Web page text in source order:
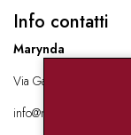
Info contatti
Marynda
Via Garibaldi 136
info@marynda.com